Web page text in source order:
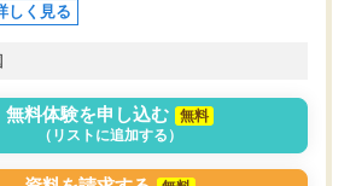
しく見る
無料体験を申し込む
無料
（リストに追加する）